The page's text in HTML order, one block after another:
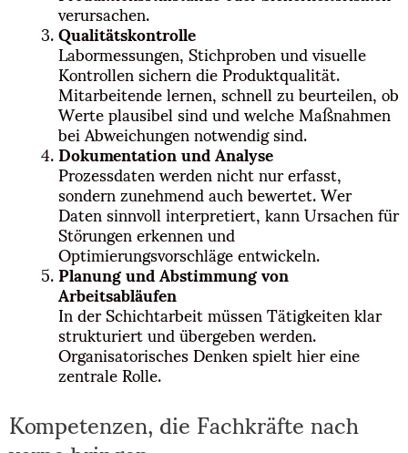
verursachen.
Qualitätskontrolle
Labormessungen, Stichproben und visuelle
Kontrollen sichern die Produktqualität.
Mitarbeitende lernen, schnell zu beurteilen, ob
Werte plausibel sind und welche Maßnahmen
bei Abweichungen notwendig sind.
Dokumentation und Analyse
Prozessdaten werden nicht nur erfasst,
sondern zunehmend auch bewertet. Wer
Daten sinnvoll interpretiert, kann Ursachen für
Störungen erkennen und
Optimierungsvorschläge entwickeln.
Planung und Abstimmung von
Arbeitsabläufen
In der Schichtarbeit müssen Tätigkeiten klar
strukturiert und übergeben werden.
Organisatorisches Denken spielt hier eine
zentrale Rolle.
Kompetenzen, die Fachkräfte nach